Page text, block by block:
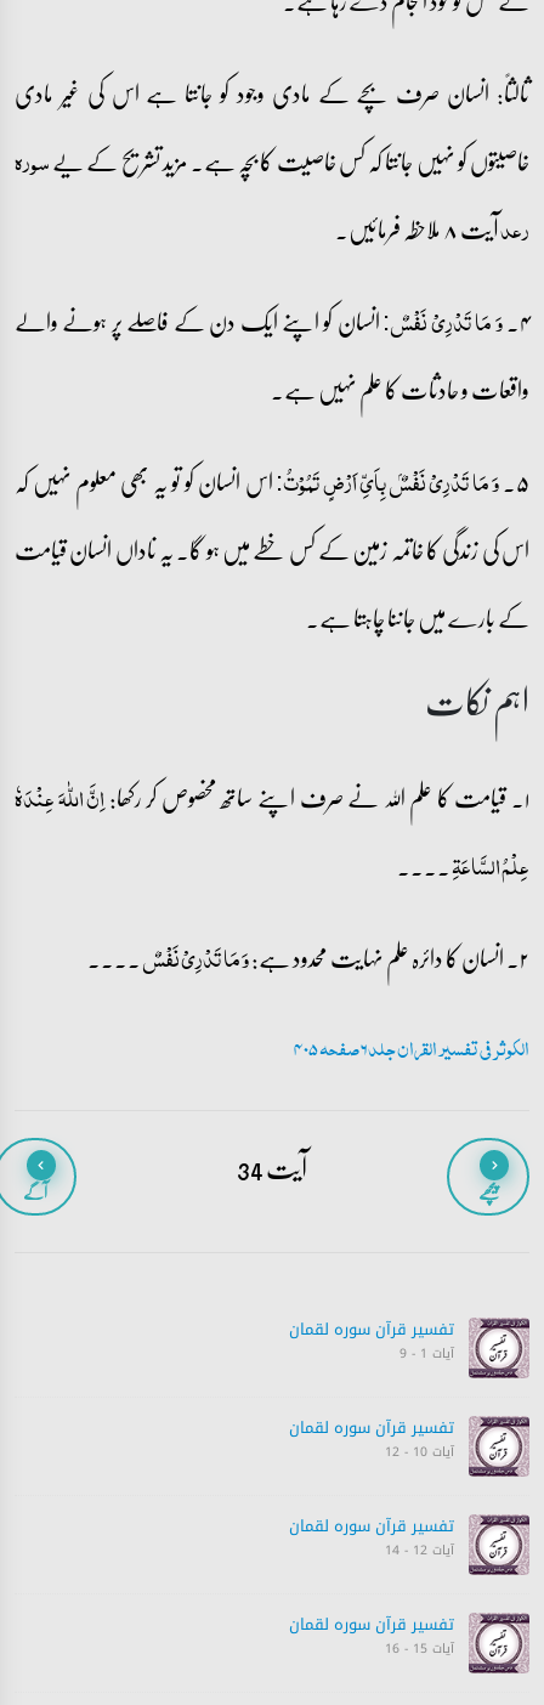
ثالثاً: انسان صرف بچے کے مادی وجود کو جانتا ہے اس کی غیر مادی
خاصیتوں کو نہیں جانتا کہ کس خاصیت کا بچہ ہے۔ مزید تشریح کے یےسورہ
رعدآیت ۸ ملاحظہ فرمائیں۔
۴۔ وَ مَا تَدۡرِیۡ نَفۡسٌ:انسان کو اپنے ایک دن کے فاصلے پر ہونے والے
واقعات و حادثات کا علم نہیں ہے۔
۵۔ وَ مَا تَدۡرِیۡ نَفۡسٌۢ بِاَیِّ اَرۡضٍ تَمُوۡتُ:اس انسان کو تو یہ بھی معلوم نہیں کہ
اس کی زندگی کا خاتمہ زمین کے کس خطے میں ہو گا۔ یہ ناداں انسان قیامت
کے بارے میں جاننا چاہتا ہے۔
اہم نکات
۱۔ قیامت کا علم اللہ نے صرف اپنے ساتھ مخصوص کر رکھا:
اِنَّ اللّٰہَ عِنۡدَہٗ
عِلۡمُ السَّاعَۃِ۔۔۔۔
۲۔ انسان کا دائرہ علم نہایت محدود ہے:
وَ مَا تَدۡرِیۡ نَفۡسٌ۔۔۔۔
الکوثر فی تفسیر القران جلد 6 صفحہ 405
پیچھے آیت 34 آگے
تفسیر قرآن سورہ ‎لقمان‎
آیات 1 - 9
تفسیر قرآن سورہ ‎لقمان‎
آیات 10 - 12
تفسیر قرآن سورہ ‎لقمان‎
آیات 12 - 14
تفسیر قرآن سورہ ‎لقمان‎
آیات 15 - 16